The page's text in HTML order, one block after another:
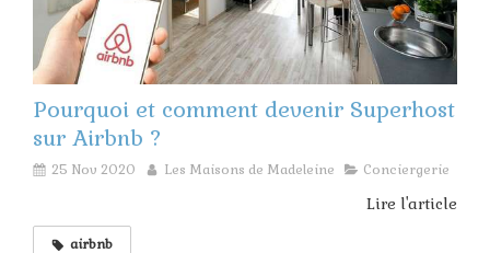
Pourquoi et comment devenir Superhost
sur Airbnb ?
25 Nov 2020 Les Maisons de Madeleine Conciergerie
Lire l'article
airbnb